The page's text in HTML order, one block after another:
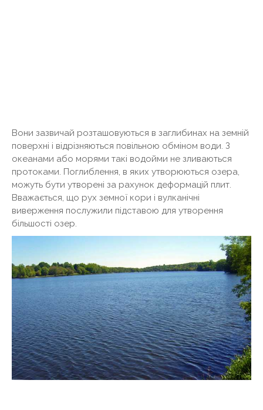
Вони зазвичай розташовуються в заглибинах на земній
поверхні і відрізняються повільною обміном води. З
океанами або морями такі водойми не зливаються
протоками. Поглиблення, в яких утворюються озера,
можуть бути утворені за рахунок деформацій плит.
Вважається, що рух земної кори і вулканічні
виверження послужили підставою для утворення
більшості озер.